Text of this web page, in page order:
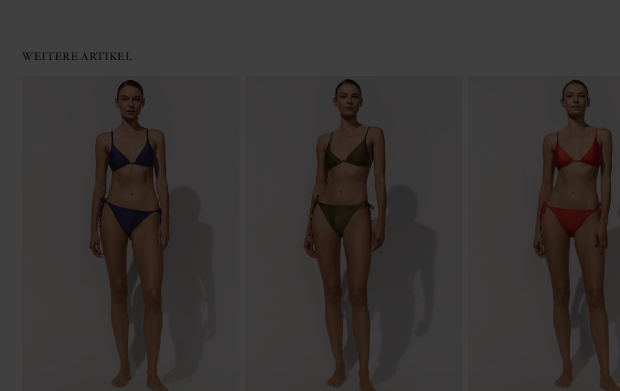
WEITERE ARTIKEL